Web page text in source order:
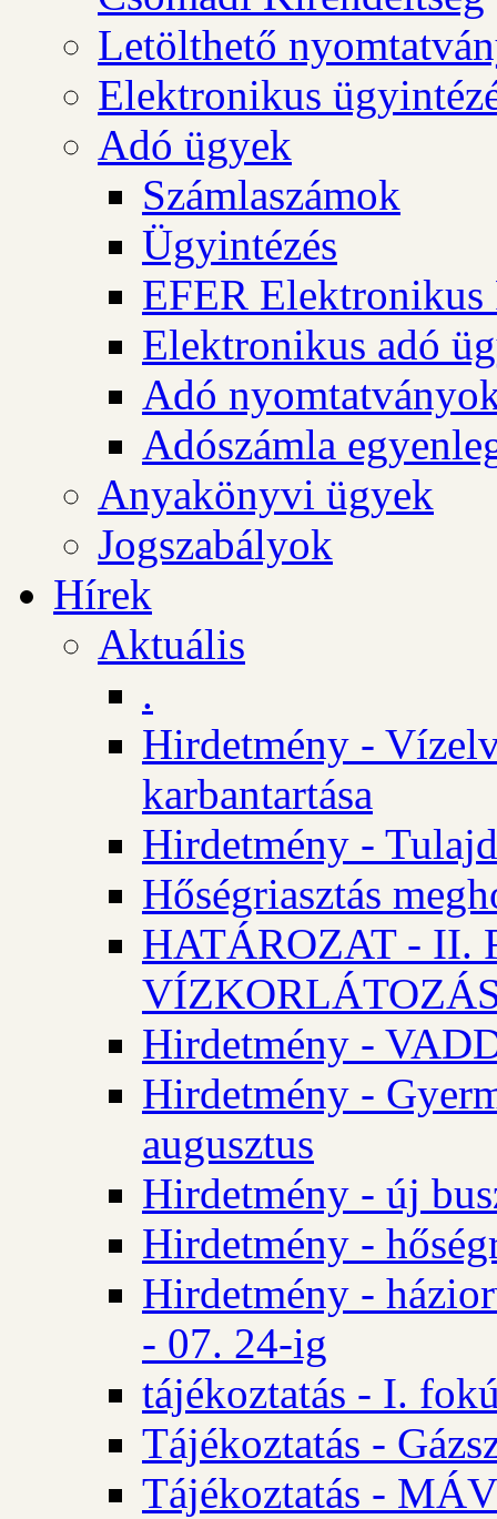
Letölthető
Elektronikus
Adó ügyek
Számlaszámok
Ügyintézés
EFER Elektronikus
Elektronikus adó
Adó
Adószámla
Anyakönyvi ügyek
Jogszabályok
Hírek
Aktuális
.
Hirdetmény -
karbantartása
Hirdetmény -
Hőségriasztás
HATÁROZAT - II.
Hirdetmény -
Hirdetmény -
augusztus
Hirdetmény - új
Hirdetmény -
Hirdetmény -
- 07. 24-ig
tájékoztatás - I.
Tájékoztatás -
Tájékoztatás -